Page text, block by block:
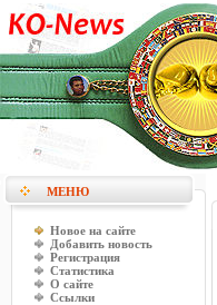
МЕНЮ
Новое на сайте
Добавить новость
Регистрация
Статистика
О сайте
Ссылки